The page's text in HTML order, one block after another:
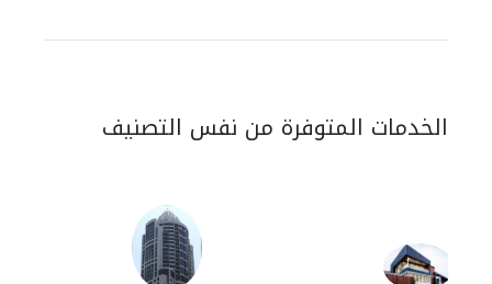
الخدمات المتوفرة من نفس التصنيف